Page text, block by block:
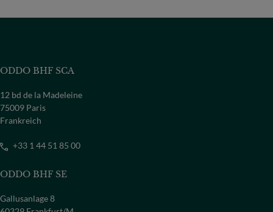
ODDO BHF SCA
12 bd de la Madeleine
75009 Paris
Frankreich
+33 1 44 51 85 00
ODDO BHF SE
Gallusanlage 8